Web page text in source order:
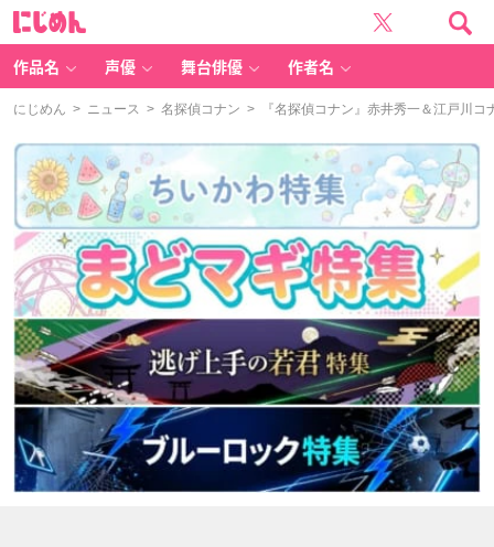
作品名 声優 舞台俳優 作者名
にじめん > ニュース > 名探偵コナン > 『名探偵コナン』赤井秀一＆江戸川コ